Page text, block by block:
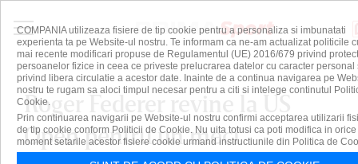
Roger Federer revine la US
Open pentru un meci
COMPANIA utilizeaza fisiere de tip cookie pentru a personaliza si imbunatati
experienta ta pe Website-ul nostru. Te informam ca ne-am actualizat politicile
mai recente modificari propuse de Regulamentul (UE) 2016/679 privind
persoanelor fizice in ceea ce priveste prelucrarea datelor cu caracter personal
privind libera circulatie a acestor date. Inainte de a continua navigarea pe
nostru te rugam sa aloci timpul necesar pentru a citi si intelege continutul
Cookie.
Prin continuarea navigarii pe Website-ul nostru confirmi acceptarea utilizarii
de tip cookie conform Politicii de Cookie. Nu uita totusi ca poti modifica in orice
moment setarile acestor fisiere cookie urmand instructiunile din Politica de